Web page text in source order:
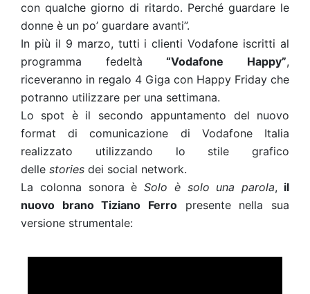
con qualche giorno di ritardo. Perché guardare le
donne è un po’ guardare avanti”.
In più il 9 marzo, tutti i clienti Vodafone iscritti al
programma fedeltà “Vodafone Happy”,
riceveranno in regalo 4 Giga con Happy Friday che
potranno utilizzare per una settimana.
Lo spot è il secondo appuntamento del nuovo
format di comunicazione di Vodafone Italia
realizzato utilizzando lo stile grafico
delle stories dei social network.
La colonna sonora èSolo è solo una parola, il
nuovo brano Tiziano Ferro presente nella sua
versione strumentale: